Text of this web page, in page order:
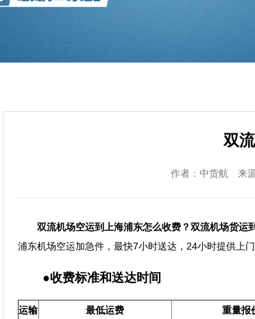
双
作者：中货航 来
双流机场空运到上海浦东怎么收费？双流机场货运
浦东机场空运加急件，最快7小时送达，24小时提供上门
●收费标准和送达时间
运输
最低运费
重量报